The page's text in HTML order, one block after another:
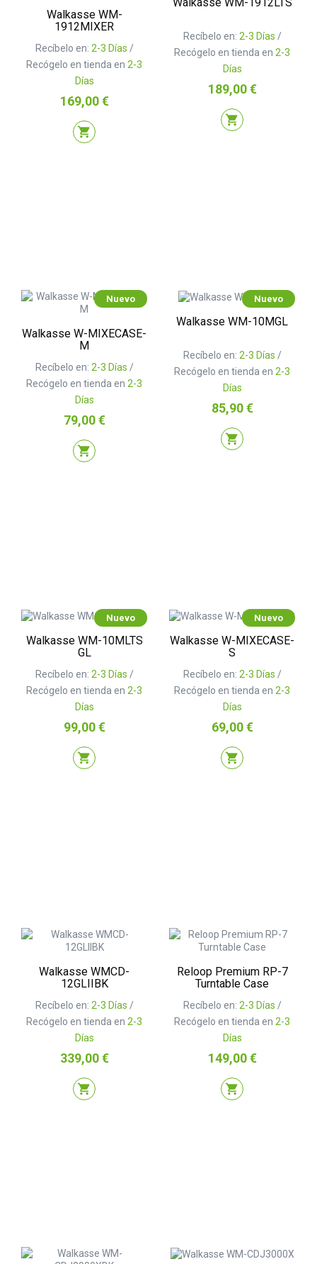
Walkasse WM-
1912MIXER
Recíbelo en: 2-3 Días /
Recógelo en tienda en 2-3
Días
Precio
169,00 €
shopping_cart
Recíbelo en: 2-3 Días /
Recógelo en tienda en 2-3
Días
Precio
189,00 €
shopping_cart
Nuevo
Walkasse W-MIXECASE-
M
Recíbelo en: 2-3 Días /
Recógelo en tienda en 2-3
Días
Precio
79,00 €
shopping_cart
Nuevo
Walkasse WM-10MGL
Recíbelo en: 2-3 Días /
Recógelo en tienda en 2-3
Días
Precio
85,90 €
shopping_cart
Nuevo
Walkasse WM-10MLTS
GL
Recíbelo en: 2-3 Días /
Recógelo en tienda en 2-3
Días
Precio
99,00 €
shopping_cart
Nuevo
Walkasse W-MIXECASE-
S
Recíbelo en: 2-3 Días /
Recógelo en tienda en 2-3
Días
Precio
69,00 €
shopping_cart
Walkasse WMCD-
12GLIIBK
Recíbelo en: 2-3 Días /
Recógelo en tienda en 2-3
Días
Precio
339,00 €
shopping_cart
Reloop Premium RP-7
Turntable Case
Recíbelo en: 2-3 Días /
Recógelo en tienda en 2-3
Días
Precio
149,00 €
shopping_cart